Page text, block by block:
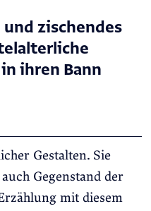
zischendes
ihren Bann
Gestalten. Sie
Gegenstand der
mit diesem